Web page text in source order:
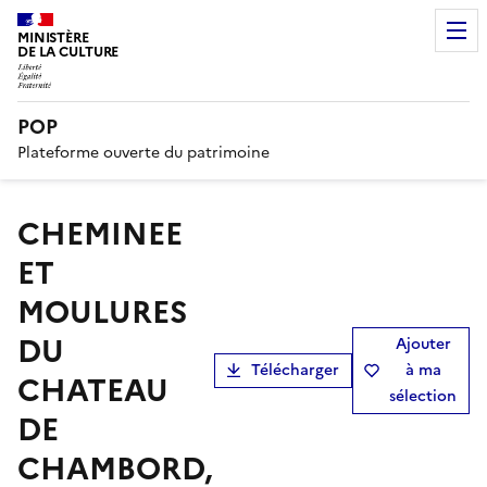
MINISTÈRE
DE LA CULTURE
POP
Plateforme ouverte du patrimoine
CHEMINEE
ET
MOULURES
DU
CHATEAU
DE
CHAMBORD,
Télécharger
Ajouter
à ma
sélection